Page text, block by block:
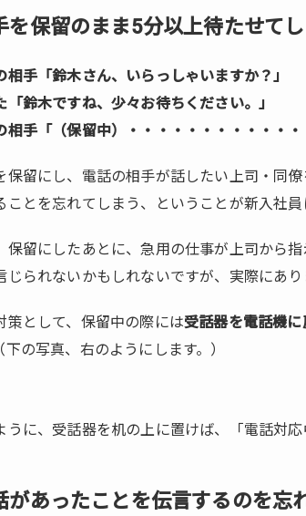
しま
た。
1.4.
があ
こと
を伝
るの
を忘
しま
た。
日酔
みし
を保留のまま5分以上待たせてし
相手「鈴木さん、いらっしゃいますか？」
「鈴木ですね、少々お待ちください。」
相手「（保留中）・・・・・・・・・・・・
保留にし、電話の相手が話したい上司・同
ことを忘れてしまう、ということが新入社員
保留にしたあとに、急用の仕事が上司から
じられないかもしれないですが、実際にあり
策として、保留中の際には受話器を電話機
下の写真、右のようにします。）
うに、受話器を机の上に置けば、「電話対
があったことを伝言するのを忘